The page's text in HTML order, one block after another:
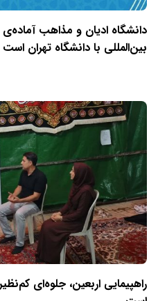
دانشگاه ادیان و مذاهب
بین‌المللی با دانشگاه تهران است
راهپیمایی اربعین، جلوه‌ای